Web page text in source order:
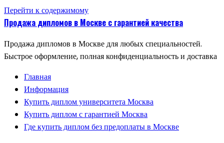
Перейти к содержимому
Продажа дипломов в Москве с гарантией качества
Продажа дипломов в Москве для любых специальностей.
Быстрое оформление, полная конфиденциальность и доставка
Главная
Информация
Купить диплом университета Москва
Купить диплом с гарантией Москва
Где купить диплом без предоплаты в Москве